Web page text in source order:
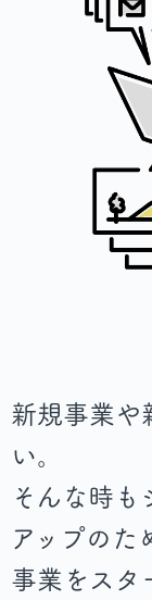
新規事業や
い。
そんな時も
アップのた
事業をスタ